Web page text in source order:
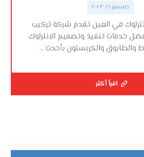
ديسمبر ٢١, ٢٠٢٣
في العين تقدم شركة تركيب
خدمات تنفيذ وتصميم الانترلوك
والطابوق والكربستون بأحدث ...
اقرأ أكثر